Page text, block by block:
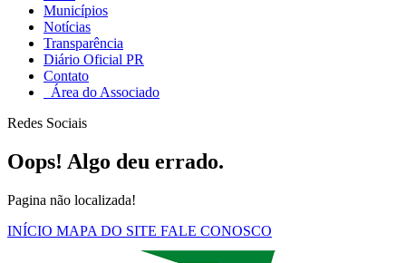
Municípios
Notícias
Transparência
Diário Oficial PR
Contato
Área do Associado
Redes Sociais
Oops! Algo deu errado.
Pagina não localizada!
INÍCIO MAPA DO SITE FALE CONOSCO